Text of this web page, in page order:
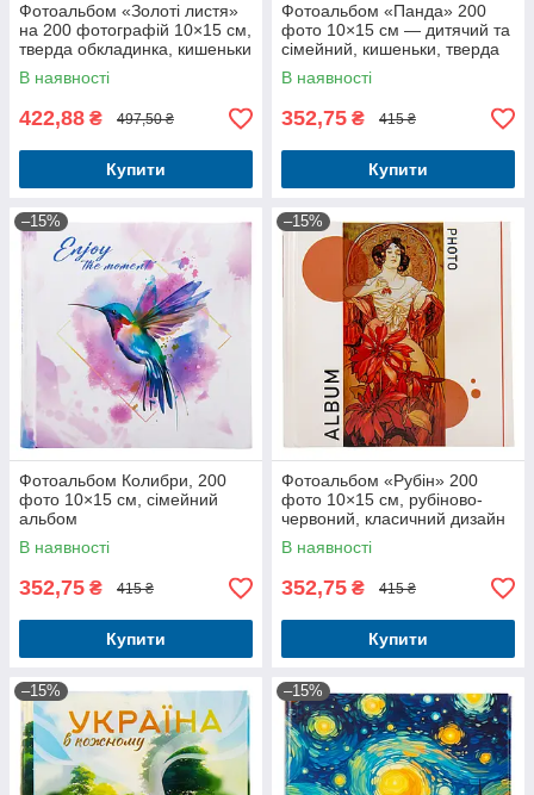
Фотоальбом «Золоті листя»
на 200 фотографій 10×15 см,
тверда обкладинка, кишеньки
В наявності
422,88 ₴ 497,50 ₴
Купити
Фотоальбом «Панда» 200
фото 10×15 см — дитячий та
сімейний, кишеньки, тверда
обкладинка
В наявності
352,75 ₴ 415 ₴
Купити
–15%
Фотоальбом Колибри, 200
фото 10×15 см, сімейний
альбом
В наявності
352,75 ₴ 415 ₴
Купити
–15%
Фотоальбом «Рубін» 200
фото 10×15 см, рубіново-
червоний, класичний дизайн
В наявності
352,75 ₴ 415 ₴
Купити
–15% –15%